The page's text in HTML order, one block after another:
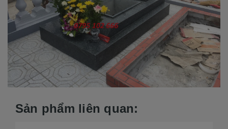
Sản phẩm liên quan: